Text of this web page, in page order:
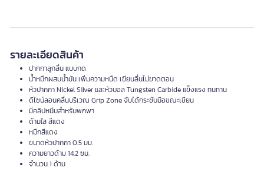
รายละเอียดสินค้า
ปากกาลูกลื่น แบบกด
น้ำหมึกผสมน้ำมัน เพิ่มความหนืด เขียนลื่นไม่ขาดตอน
หัวปากกา Nickel Silver และหัวบอล Tungsten Carbide แข็งแรง ทนทาน
ดีไซน์ลอนคลื่นบริเวณ Grip Zone จับได้กระชับมือขณะเขียน
มีคลิปหนีบสำหรับพกพา
ด้ามใส สีแดง
หมึกสีแดง
ขนาดหัวปากกา 0.5 มม.
ความยาวด้าม 14.2 ซม.
จำนวน 1 ด้าม